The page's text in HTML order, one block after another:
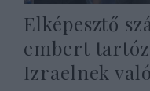
Elképesztő
embert
Izraelnek